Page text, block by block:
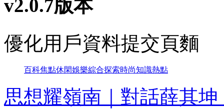
v2.0.7版本
優化用戶資料提交頁麵
百科焦點休閑娛樂綜合探索時尚知識熱點
思想耀嶺南｜對話薛其